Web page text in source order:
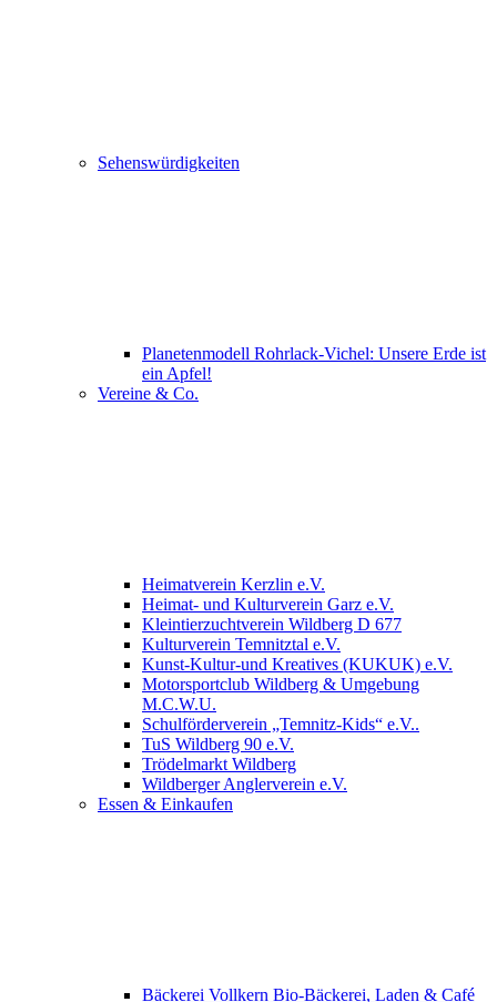
Sehenswürdigkeiten
Planetenmodell Rohrlack-Vichel: Unsere Erde ist
ein Apfel!
Vereine & Co.
Heimatverein Kerzlin e.V.
Heimat- und Kulturverein Garz e.V.
Kleintierzuchtverein Wildberg D 677
Kulturverein Temnitztal e.V.
Kunst-Kultur-und Kreatives (KUKUK) e.V.
Motorsportclub Wildberg & Umgebung
M.C.W.U.
Schulförderverein „Temnitz-Kids“ e.V..
TuS Wildberg 90 e.V.
Trödelmarkt Wildberg
Wildberger Anglerverein e.V.
Essen & Einkaufen
Bäckerei Vollkern Bio-Bäckerei, Laden & Café